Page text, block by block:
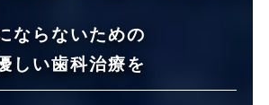
ならないための
しい歯科治療を